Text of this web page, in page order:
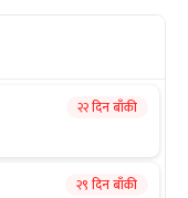
२२ दिन बाँकी
२९ दिन बाँकी